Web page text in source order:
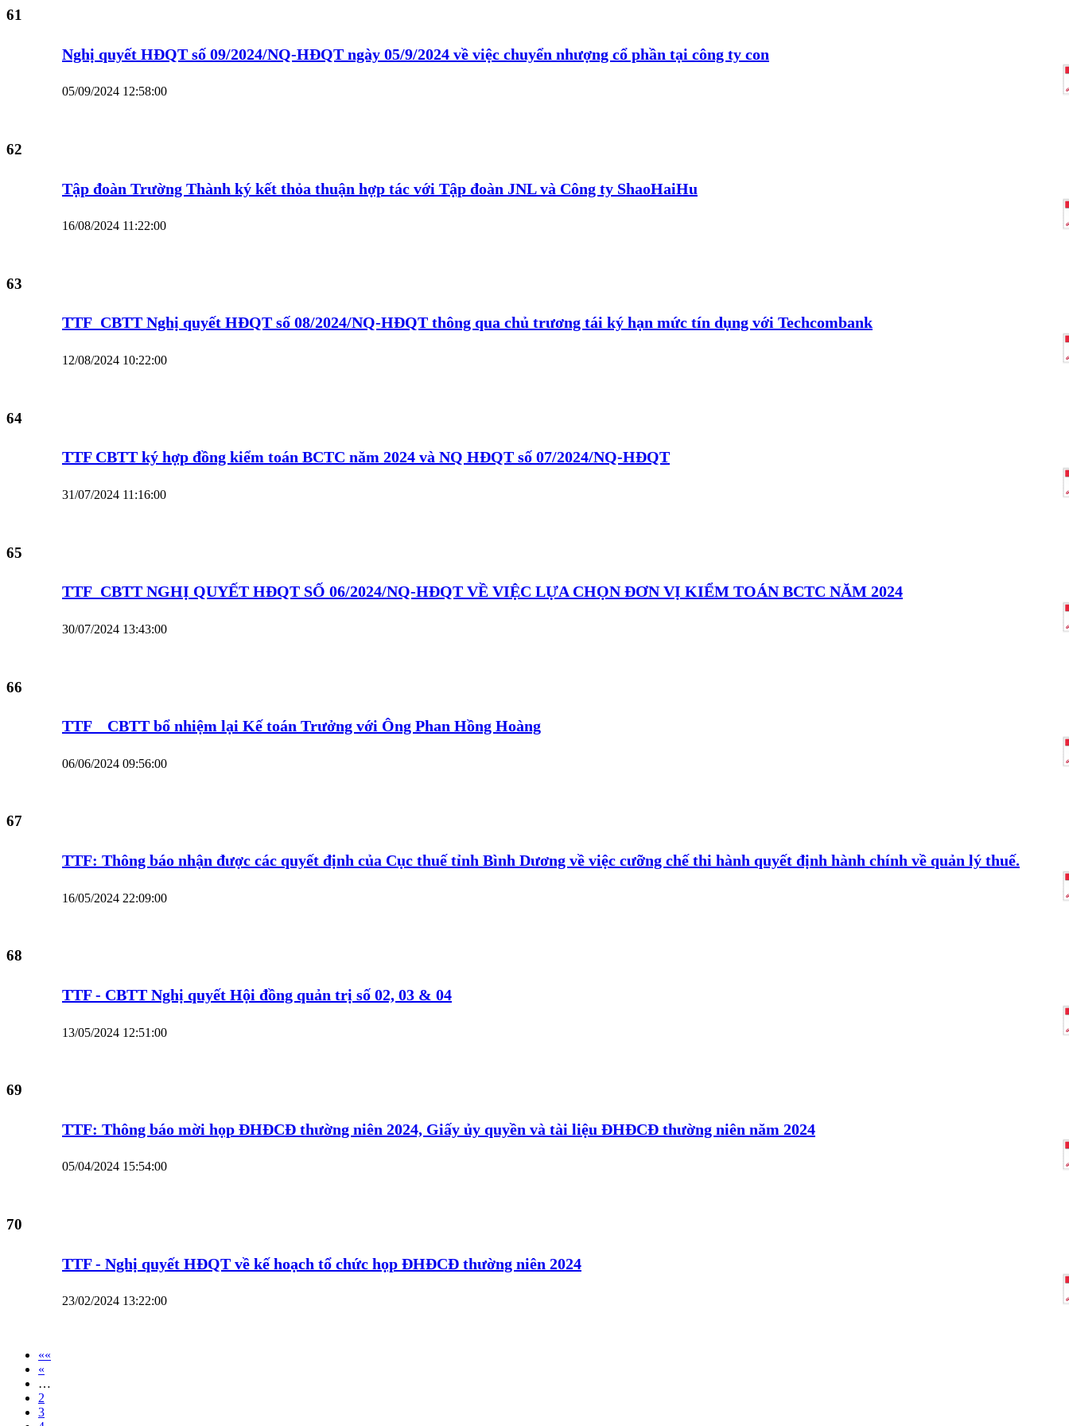
61
Nghị quyết HĐQT số 09/2024/NQ-HĐQT ngày 05/9/2024 về việc chuyển nhượng cổ phần tại công ty con
05/09/2024 12:58:00
62
Tập đoàn Trường Thành ký kết thỏa thuận hợp tác với Tập đoàn JNL và Công ty ShaoHaiHu
16/08/2024 11:22:00
63
TTF_CBTT Nghị quyết HĐQT số 08/2024/NQ-HĐQT thông qua chủ trương tái ký hạn mức tín dụng với Techcombank
12/08/2024 10:22:00
64
TTF CBTT ký hợp đồng kiểm toán BCTC năm 2024 và NQ HĐQT số 07/2024/NQ-HĐQT
31/07/2024 11:16:00
65
TTF_CBTT NGHỊ QUYẾT HĐQT SỐ 06/2024/NQ-HĐQT VỀ VIỆC LỰA CHỌN ĐƠN VỊ KIỂM TOÁN BCTC NĂM 2024
30/07/2024 13:43:00
66
TTF _ CBTT bổ nhiệm lại Kế toán Trưởng với Ông Phan Hồng Hoàng
06/06/2024 09:56:00
67
TTF: Thông báo nhận được các quyết định của Cục thuế tỉnh Bình Dương về việc cưỡng chế thi hành quyết định hành chính về quản lý thuế.
16/05/2024 22:09:00
68
TTF - CBTT Nghị quyết Hội đồng quản trị số 02, 03 & 04
13/05/2024 12:51:00
69
TTF: Thông báo mời họp ĐHĐCĐ thường niên 2024, Giấy ủy quyền và tài liệu ĐHĐCĐ thường niên năm 2024
05/04/2024 15:54:00
70
TTF - Nghị quyết HĐQT về kế hoạch tổ chức họp ĐHĐCĐ thường niên 2024
23/02/2024 13:22:00
««
«
…
2
3